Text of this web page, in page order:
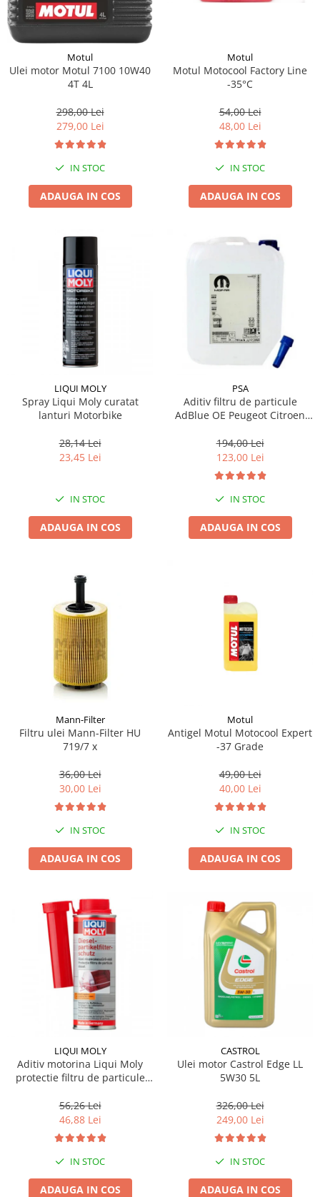
Motul
Ulei motor Motul 7100 10W40
4T 4L
298,00 Lei
279,00 Lei
IN STOC
ADAUGA IN COS
Motul
Motul Motocool Factory Line
-35°C
54,00 Lei
48,00 Lei
IN STOC
ADAUGA IN COS
LIQUI MOLY
Spray Liqui Moly curatat
lanturi Motorbike
28,14 Lei
23,45 Lei
IN STOC
ADAUGA IN COS
PSA
Aditiv filtru de particule
AdBlue OE Peugeot Citroen
194,00 Lei
123,00 Lei
IN STOC
ADAUGA IN COS
Mann-Filter
Filtru ulei Mann-Filter HU
719/7 x
36,00 Lei
30,00 Lei
IN STOC
ADAUGA IN COS
Motul
Antigel Motul Motocool Expert
-37 Grade
49,00 Lei
40,00 Lei
IN STOC
ADAUGA IN COS
LIQUI MOLY
Aditiv motorina Liqui Moly
protectie filtru de particule
56,26 Lei
46,88 Lei
IN STOC
ADAUGA IN COS
CASTROL
Ulei motor Castrol Edge LL
5W30 5L
326,00 Lei
249,00 Lei
IN STOC
ADAUGA IN COS